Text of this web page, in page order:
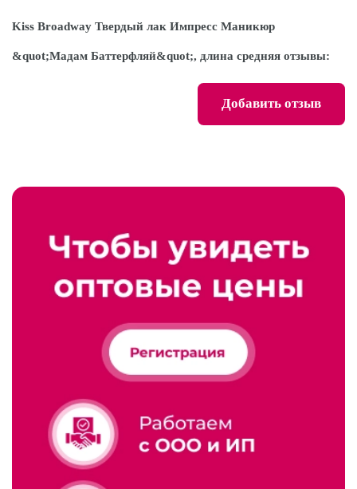
Kiss Broadway Твердый лак Импресс Маникюр
&quot;Мадам Баттерфляй&quot;, длина средняя отзывы:
Добавить отзыв